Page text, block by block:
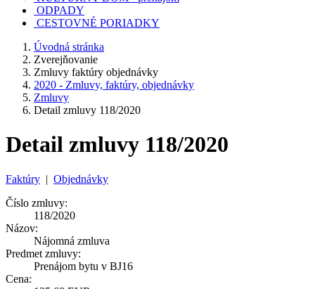
ODPADY
CESTOVNÉ PORIADKY
Úvodná stránka
Zverejňovanie
Zmluvy faktúry objednávky
2020 - Zmluvy, faktúry, objednávky
Zmluvy
Detail zmluvy 118/2020
Detail zmluvy 118/2020
Faktúry | Objednávky
Číslo zmluvy:
118/2020
Názov:
Nájomná zmluva
Predmet zmluvy:
Prenájom bytu v BJ16
Cena: